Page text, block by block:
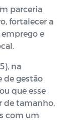
parceria
fortalecer a
e
na
de gestão
que esse
de tamanho,
com um